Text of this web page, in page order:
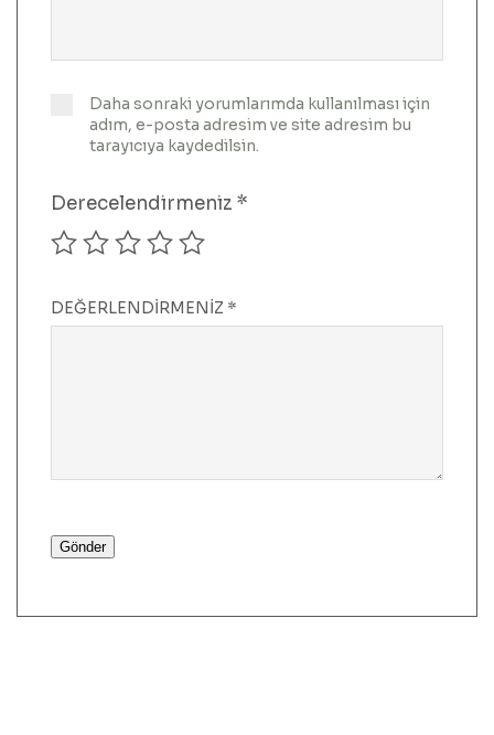
Daha sonraki yorumlarımda kullanılması için
adım, e-posta adresim ve site adresim bu
tarayıcıya kaydedilsin.
Derecelendirmeniz *
DEĞERLENDIRMENIZ *
Gönder